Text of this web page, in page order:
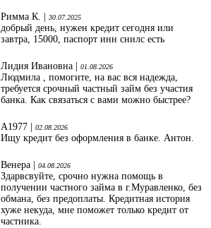
Римма К. | 30.07.2025
добрый день, нужен кредит сегодня или
завтра, 15000, паспорт инн снилс есть
Лидия Ивановна | 01.08.2026
Людмила , помогите, на вас вся надежда,
требуется срочный частный займ без участия
банка. Как связаться с вами можно быстрее?
А1977 | 02.08.2026
Ищу кредит без оформления в банке. Антон.
Венера | 04.08.2026
Здарвсвуйте, срочно нужна помощь в
получении частного займа в г.Муравленко, без
обмана, без предоплаты. Кредитная история
хуже некуда, мне поможет только кредит от
частника.